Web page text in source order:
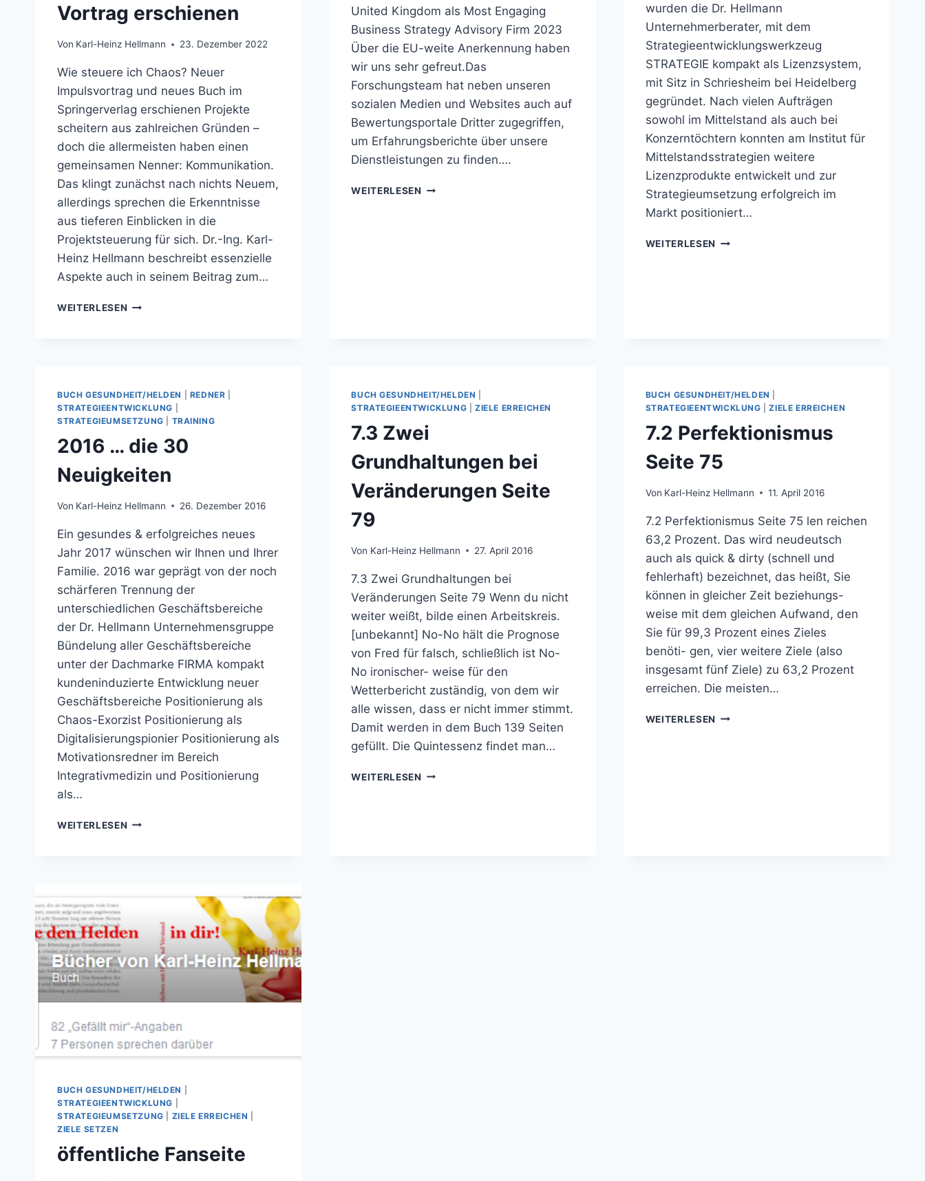
Vortrag erschienen
Von Karl-Heinz Hellmann 23. Dezember 2022
Wie steuere ich Chaos? Neuer
Impulsvortrag und neues Buch im
Springerverlag erschienen Projekte
scheitern aus zahlreichen Gründen –
doch die allermeisten haben einen
gemeinsamen Nenner: Kommunikation.
Das klingt zunächst nach nichts Neuem,
allerdings sprechen die Erkenntnisse
aus tieferen Einblicken in die
Projektsteuerung für sich. Dr.-Ing. Karl-
Heinz Hellmann beschreibt essenzielle
Aspekte auch in seinem Beitrag zum…
WEITERLESEN REDNER
BUCH
ZUM
VORTRAG
United Kingdom als Most Engaging
Business Strategy Advisory Firm 2023
Über die EU-weite Anerkennung haben
wir uns sehr gefreut.Das
Forschungsteam hat neben unseren
sozialen Medien und Websites auch auf
Bewertungsportale Dritter zugegriffen,
um Erfahrungsberichte über unsere
Dienstleistungen zu finden….
WEITERLESEN INSTITUT
wurden die Dr. Hellmann
Unternehmerberater, mit dem
Strategieentwicklungswerkzeug
STRATEGIE kompakt als Lizenzsystem,
mit Sitz in Schriesheim bei Heidelberg
gegründet. Nach vielen Aufträgen
sowohl im Mittelstand als auch bei
Konzerntöchtern konnten am Institut für
Mittelstandsstrategien weitere
Lizenzprodukte entwickelt und zur
Strategieumsetzung erfolgreich im
Markt positioniert…
WEITERLESEN NEUER
BUCH GESUNDHEIT/HELDEN REDNER
STRATEGIEENTWICKLUNG
STRATEGIEUMSETZUNG
TRAINING
2016 … die 30
Neuigkeiten
Von Karl-Heinz Hellmann 26. Dezember 2016
Ein gesundes & erfolgreiches neues
Jahr 2017 wünschen wir Ihnen und Ihrer
Familie. 2016 war geprägt von der noch
schärferen Trennung der
unterschiedlichen Geschäftsbereiche
der Dr. Hellmann Unternehmensgruppe
Bündelung aller Geschäftsbereiche
unter der Dachmarke FIRMA kompakt
kundeninduzierte Entwicklung neuer
Geschäftsbereiche Positionierung als
Chaos-Exorzist Positionierung als
Digitalisierungspionier Positionierung als
Motivationsredner im Bereich
Integrativmedizin und Positionierung
als…
WEITERLESEN 2016
BUCH GESUNDHEIT/HELDEN
STRATEGIEENTWICKLUNG |ZIELE ERREICHEN
7.3 Zwei
Grundhaltungen bei
Veränderungen Seite
79
Von Karl-Heinz Hellmann 27. April 2016
7.3 Zwei Grundhaltungen bei
Veränderungen Seite 79 Wenn du nicht
weiter weißt, bilde einen Arbeitskreis.
[unbekannt] No-No hält die Prognose
von Fred für falsch, schließlich ist No-
No ironischer- weise für den
Wetterbericht zuständig, von dem wir
alle wissen, dass er nicht immer stimmt.
Damit werden in dem Buch 139 Seiten
gefüllt. Die Quintessenz findet man…
WEITERLESEN 7.3
BUCH GESUNDHEIT/HELDEN
STRATEGIEENTWICKLUNG |ZIELE ERREICHEN
7.2 Perfektionismus
Seite 75
Von Karl-Heinz Hellmann 11. April 2016
7.2 Perfektionismus Seite 75 len reichen
63,2 Prozent. Das wird neudeutsch
auch als quick & dirty (schnell und
fehlerhaft) bezeichnet, das heißt, Sie
können in gleicher Zeit beziehungs-
weise mit dem gleichen Aufwand, den
Sie für 99,3 Prozent eines Zieles
benöti- gen, vier weitere Ziele (also
insgesamt fünf Ziele) zu 63,2 Prozent
erreichen. Die meisten…
WEITERLESEN 7.2
BUCH GESUNDHEIT/HELDEN
STRATEGIEENTWICKLUNG
STRATEGIEUMSETZUNG
ZIELE ERREICHEN
ZIELE SETZEN
öffentliche Fanseite